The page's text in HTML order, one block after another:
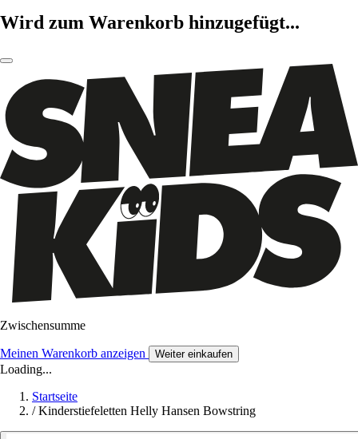
Wird zum Warenkorb hinzugefügt...
Zwischensumme
Meinen Warenkorb anzeigen Weiter einkaufen
Loading...
Startseite
/ Kinderstiefeletten Helly Hansen Bowstring